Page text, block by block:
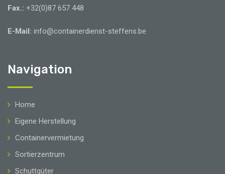
Fax.: +32(0)87 657 448
E-Mail: info@containerdienst-steffens.be
Navigation
Home
Eigene Herstellung
Containervermietung
Sortierzentrum
Schuttgüter